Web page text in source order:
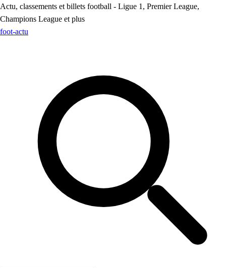
Actu, classements et billets football - Ligue 1, Premier League,
Champions League et plus
foot-actu